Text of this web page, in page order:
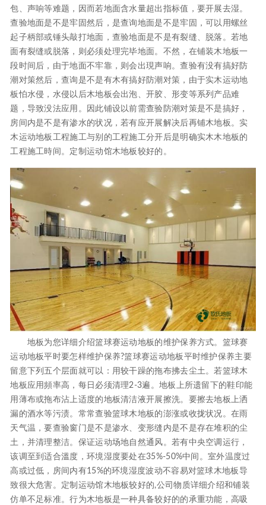
包、声响等难题，因而若地面含水量超出指标值，要开展去湿。
查验地面是不是牢固然后，是查询地面是不是牢固，可以用螺丝
起子柄部或锤头敲打地面，查验地面是不是有裂缝、脱落。若地
面有裂缝或脱落，则必须处理完毕地面。不然，在铺装木地板一
段时间后，由于地面不牢靠，则会出現声响。查验有没有搞好防
潮对策然后，查询是不是有木有搞好防潮对策，由于实木运动地
板怕水侵，水侵以后木地板会出泡、开胶、形变等系列产品难
题，导致没法应用。因此铺设以前需查验防潮对策是不是搞好，
房间内是不是有渗水的状况，若有应开展解决后再铺木地板。实
木运动地板工程施工与别的工程施工分开后是明确实木木地板的
工程施工時间。定制运动馆木地板较好的。
地板为您详细介绍篮球赛运动地板的维护保养方式。篮球赛
运动地板平时要怎样维护保养?篮球赛运动地板平时维护保养主要
留意下列五个层面就可以：用较干躁的拖布拂去尘土。若篮球木
地板应用頻率高，每日必须清理2-3遍。地板上所遗留下的鞋印能
用薄布或拖布沾上适度的地板清洁液开展擦洗。要擦去地板上洒
漏的酒水等污渍。常常查验篮球木地板的澎涨或收拢状况。在雨
天气温，要查验窗门是不是渗水、变形缝内是不是存在堆积的尘
土，并清理整洁。保证运动场地自然通风。若有中央空调运行，
该调至到适合溫度，环境湿度要处在35%-50%中间。室外温度过
高或过低，房间内有15%的环境湿度波动不容易对篮球木地板导
致很大危害。定制运动馆木地板较好的,公司物质详细介绍和铺装
仿单不足标准。行为木地板是一种具备较好的的承重功能，高吸